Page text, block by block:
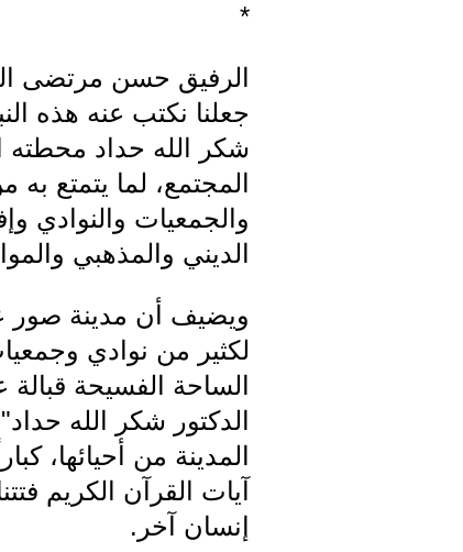
*
الرفيق حسن مرتضى
شكر الله حداد محطته
المجتمع، لما يتمتع
والجمعيات والنوادي
الديني والمذهبي
ويضيف أن مدينة صور
لكثير من نوادي
الساحة الفسيحة
الدكتور شكر الله
المدينة من أحيائها،
آيات القرآن الكريم
إنسان آخر.